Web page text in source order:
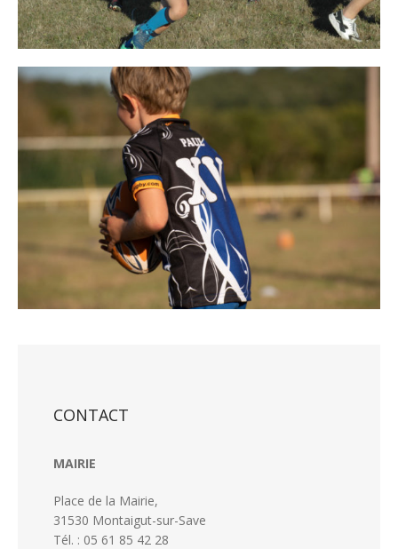
CONTACT
MAIRIE
Place de la Mairie,
31530 Montaigut-sur-Save
Tél. : 05 61 85 42 28